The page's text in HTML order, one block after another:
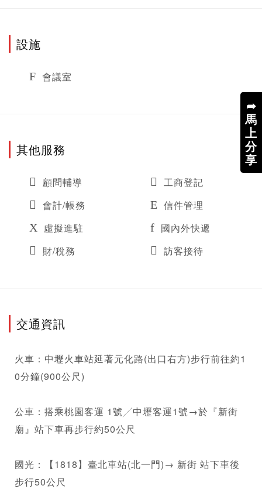
➦
馬
上
分
享
設施
會議室
其他服務
顧問輔導
工商登記
會計/帳務
信件管理
虛擬進駐
國內外快遞
財/稅務
訪客接待
交通資訊
火車：中壢火車站延著元化路(出口右方)步行前往約1
0分鐘(900公尺)
公車：搭乘桃園客運 1號╱中壢客運1號→於『新街
廟』站下車再步行約50公尺
國光：【1818】臺北車站(北一門)→ 新街 站下車後
步行50公尺